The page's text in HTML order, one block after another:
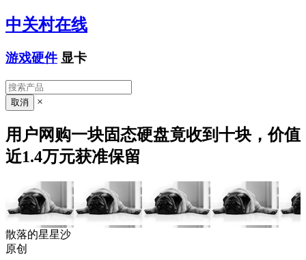
中关村在线
游戏硬件 显卡
×
用户网购一块固态硬盘竟收到十块，价值
近1.4万元获准保留
散落的星星沙
原创